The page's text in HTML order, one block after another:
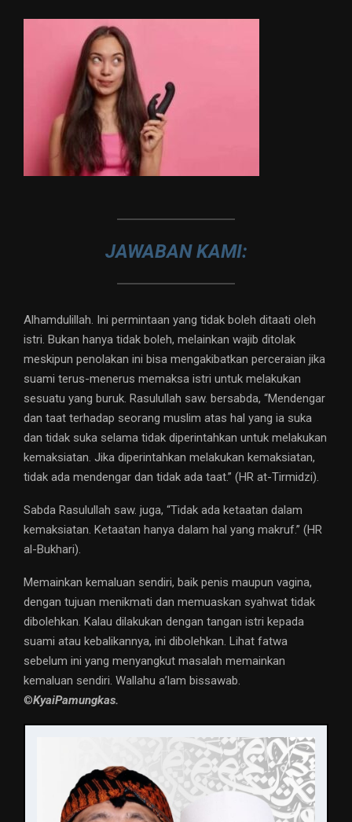
JAWABAN KAMI:
Alhamdulillah. Ini permintaan yang tidak boleh ditaati oleh
istri. Bukan hanya tidak boleh, melainkan wajib ditolak
meskipun penolakan ini bisa mengakibatkan perceraian jika
suami terus-menerus memaksa istri untuk melakukan
sesuatu yang buruk. Rasulullah saw. bersabda, “Mendengar
dan taat terhadap seorang muslim atas hal yang ia suka
dan tidak suka selama tidak diperintahkan untuk melakukan
kemaksiatan. Jika diperintahkan melakukan kemaksiatan,
tidak ada mendengar dan tidak ada taat.” (HR at-Tirmidzi).
Sabda Rasulullah saw. juga, “Tidak ada ketaatan dalam
kemaksiatan. Ketaatan hanya dalam hal yang makruf.” (HR
al-Bukhari).
Memainkan kemaluan sendiri, baik penis maupun vagina,
dengan tujuan menikmati dan memuaskan syahwat tidak
dibolehkan. Kalau dilakukan dengan tangan istri kepada
suami atau kebalikannya, ini dibolehkan. Lihat fatwa
sebelum ini yang menyangkut masalah memainkan
kemaluan sendiri. Wallahu a’lam bissawab.
©️KyaiPamungkas.